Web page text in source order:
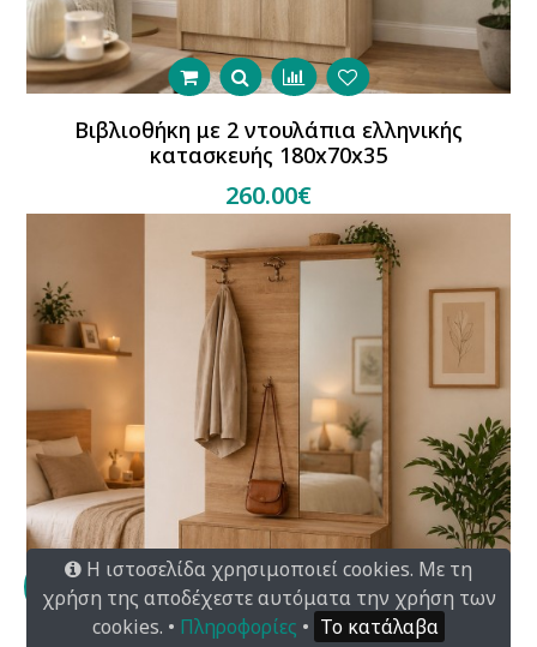
Βιβλιοθήκη με 2 ντουλάπια ελληνικής
κατασκευής 180x70x35
260.00€
Η ιστοσελίδα χρησιμοποιεί cookies. Με τη
χρήση της αποδέχεστε αυτόματα την χρήση των
cookies. • Πληροφορίες • Το κατάλαβα